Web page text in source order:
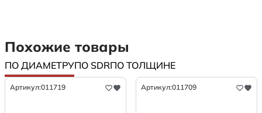
Похожие товары
ПО ДИАМЕТРУПО SDRПО ТОЛЩИНЕ
Артикул:011719 Артикул:011709